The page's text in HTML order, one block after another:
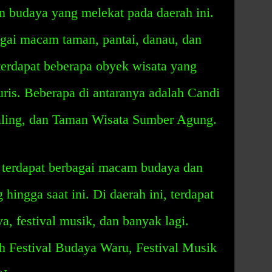
yang melekat pada daerah ini.
macam taman, pantai, danau, dan
beberapa obyek wisata yang
Beberapa di antaranya adalah Candi
dan Taman Wisata Sumber Agung.
berbagai macam budaya dan
hingga saat ini. Di daerah ini, terdapat
festival musik, dan banyak lagi.
Festival Budaya Waru, Festival Musik